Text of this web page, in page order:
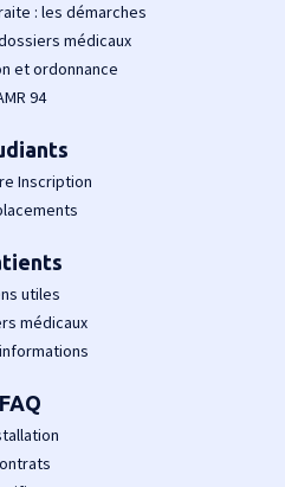
: les démarches
médicaux
et ordonnance
94
Inscription
utiles
médicaux
FAQ